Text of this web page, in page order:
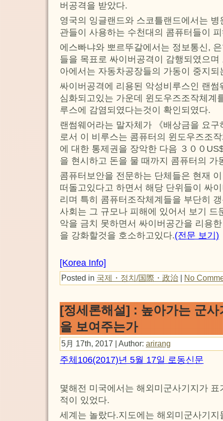
버공격을 받았다.
영국의 잉글랜드와 스코틀랜드에서는
관들이 사용하는 수천대의 콤퓨터들이
에스빠냐와 뽀르뚜갈에서는 정보통신,
들을 목표로 싸이버공격이 감행되였으
아에서는 자동차공장들의 가동이 중지
싸이버공격에 리용된 악성비루스인 랜
심화되고있는 가운데 윈도우즈조작체계
루스에 감염되였다는것이 확인되였다.
랜썸웨어라는 말자체가 《배상금을 요
로서 이 비루스는 콤퓨터의 윈도우즈조
에 대한 통제권을 장악한 다음 ３００
을 현시하고 돈을 물 때까지 콤퓨터의 가
콤퓨터보안을 전문하는 단체들은 현재
떠돌고있다고 하면서 해당 단위들이 싸
리며 특히 콤퓨터조작체계들을 부단히
사회는 그 규모나 피해에 있어서 보기 드
악을 금치 못하면서 싸이버공간을 리용
을 강화할것을 호소하고있다.(전문 보기)
[Korea Info]
Posted in 국제・정치/国際・政治 No
[정세론해설] : 높아가는 군
을 보여주는가
5月 17th, 2017 | Author: arirang
주체106(2017)년 5월 17일 로동신문
몇해전 미국에서는 해외미군사기지가
적이 있었다.
세계는 놀랐다.지도에는 해외미군사기